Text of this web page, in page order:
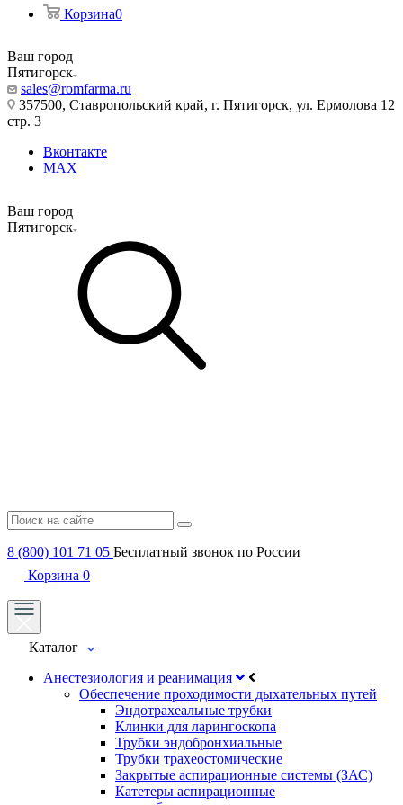
Корзина0
Ваш город
Пятигорск
sales@romfarma.ru
357500, Ставропольский край, г. Пятигорск, ул. Ермолова 12
стр. 3
Вконтакте
MAX
Ваш город
Пятигорск
8 (800) 101 71 05 Бесплатный звонок по России
Корзина 0
Каталог
Анестезиология и реанимация
Обеспечение проходимости дыхательных путей
Эндотрахеальные трубки
Клинки для ларингоскопа
Трубки эндобронхиальные
Трубки трахеостомические
Закрытые аспирационные системы (ЗАС)
Катетеры аспирационные